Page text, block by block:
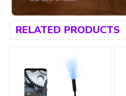
RELATED PRODUCTS